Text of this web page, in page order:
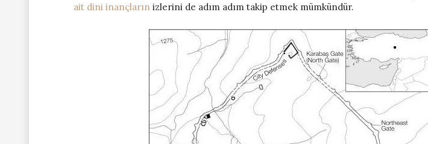
ait dini inançların izlerini de adım adım takip etmek mümkündür.